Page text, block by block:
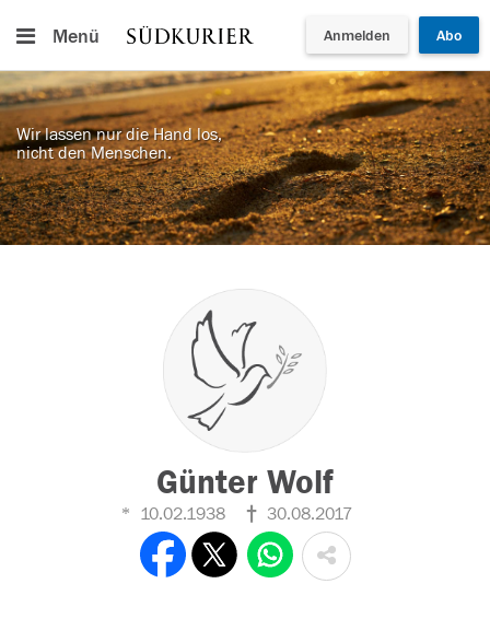
Menü Anmelden Abo
Wir lassen nur die Hand los,
nicht den Menschen.
Günter Wolf
10.02.1938 30.08.2017